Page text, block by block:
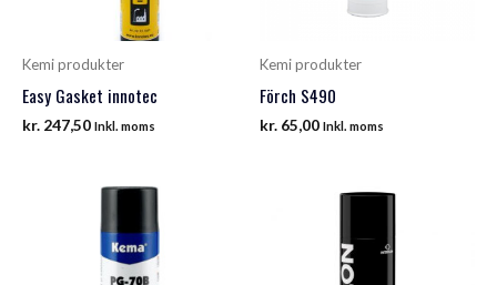
Kemi produkter
Easy Gasket innotec
kr. 247,50 Inkl. moms
Kemi produkter
Förch S490
kr. 65,00 Inkl. moms